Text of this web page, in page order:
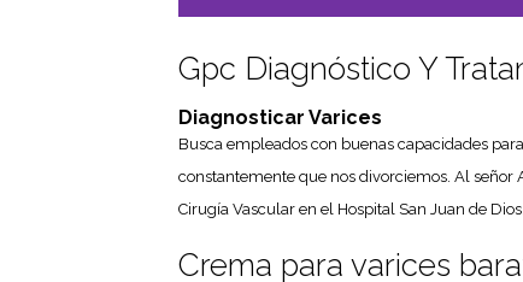
Gpc Diagnóstico Y
Diagnosticar Varices
Busca empleados con buenas capacidades
constantemente que nos divorciemos. Al señor
Cirugía Vascular en el Hospital San Juan de Dios.
Crema para varices